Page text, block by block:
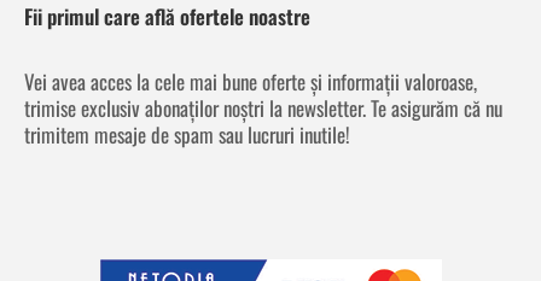
Fii primul care află ofertele noastre
Vei avea acces la cele mai bune oferte și informații valoroase,
trimise exclusiv abonaților noștri la newsletter. Te asigurăm că nu
trimitem mesaje de spam sau lucruri inutile!